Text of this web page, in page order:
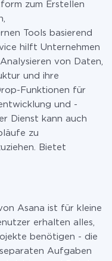
zum Erstellen
Tools basierend
hilft Unternehmen
von Daten,
und ihre
Funktionen für
und -
Dienst kann auch
zu
Bietet
Asana ist für kleine
erhalten alles,
benötigen - die
Aufgaben